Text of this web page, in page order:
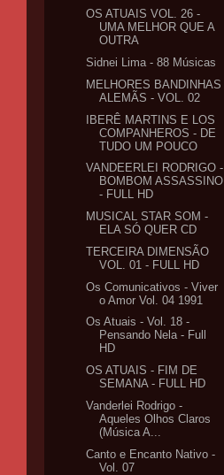
OS ATUAIS VOL. 26 -
UMA MELHOR QUE A
OUTRA
Sidnei Lima - 88 Músicas
MELHORES BANDINHAS
ALEMÃS - VOL. 02
IBERÊ MARTINS E LOS
COMPANHEROS - DE
TUDO UM POUCO
VANDEERLEI RODRIGO -
BOMBOM ASSASSINO
- FULL HD
MUSICAL STAR SOM -
ELA SÓ QUER CD
TERCEIRA DIMENSÃO
VOL. 01 - FULL HD
Os Comunicativos - Viver
o Amor Vol. 04 1991
Os Atuais - Vol. 18 -
Pensando Nela - Full
HD
OS ATUAIS - FIM DE
SEMANA - FULL HD
Vanderlei Rodrigo -
Aqueles Olhos Claros
(Música A...
Canto e Encanto Nativo -
Vol. 07